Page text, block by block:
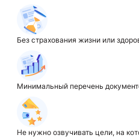
Без страхования жизни или
Минимальный перечень
Не нужно озвучивать цели, на